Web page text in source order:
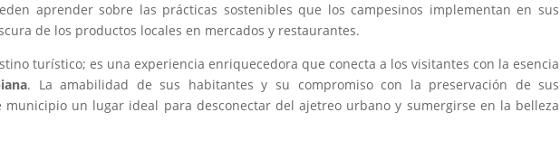
aprender sobre las prácticas sostenibles que los campesinos implementan en sus
de los productos locales en mercados y restaurantes.
turístico; es una experiencia enriquecedora que conecta a los visitantes con la esencia
. La amabilidad de sus habitantes y su compromiso con la preservación de sus
municipio un lugar ideal para desconectar del ajetreo urbano y sumergirse en la belleza